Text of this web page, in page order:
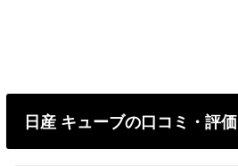
日産 キューブの口コミ・評価